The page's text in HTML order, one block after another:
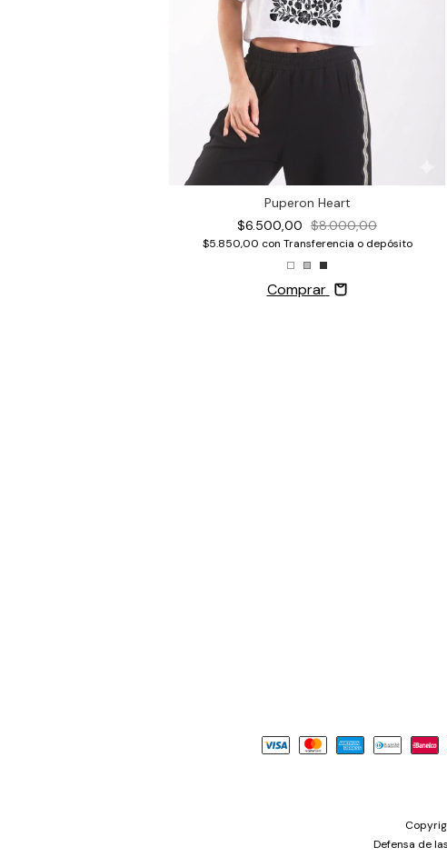
Puperon Heart
$6.500,00 $8.000,00
$5.850,00 con Transferencia o depósito
Comprar
Defensa de